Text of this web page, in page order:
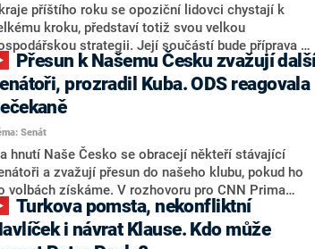
příštího roku se opoziční lidovci chystají k
kroku, představí totiž svou velkou
strategii. Její součástí bude příprava na
populace, řekl ve středu na setkání s novináři
předseda lidovců Jan Grolich. Ten zároveň v
volbách kandiduje ve Vyškově. Popsal i
opozice, o níž vládní strany nebo političtí
mluví jako o slabé a v defenzivě. „Je to
práce upozorňovat na chyby vlády. Ministři s
navíc nechodí do debat. Chceme ale ukazovat
témata,“ odpověděl Grolich na dotaz CNN Prima
prozradil Kuba. ODS reagovala
Senát
hnutí Naše Česko se obracejí někteří stávající
a zvažují přesun do našeho klubu, pokud ho
volbách získáme. V rozhovoru pro CNN Prima
to řekl zakladatel hnutí a jihočeský hejtman
Kuba. Konkrétní nebyl, ale získat by takto mohl
senátora Zdeňka Hrabu, který je dnes
i návrat Klause. Kdo může